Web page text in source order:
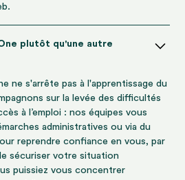
plutôt qu'une autre
ne s'arrête pas à l'apprentissage du
sur la levée des difficultés
à l’emploi : nos équipes vous
administratives ou via du
reprendre confiance en vous, par
sécuriser votre situation
puissiez vous concentrer